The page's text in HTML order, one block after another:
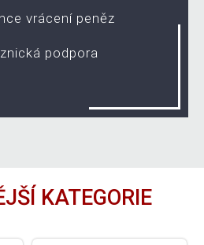
vrácení peněz
podpora
KATEGORIE